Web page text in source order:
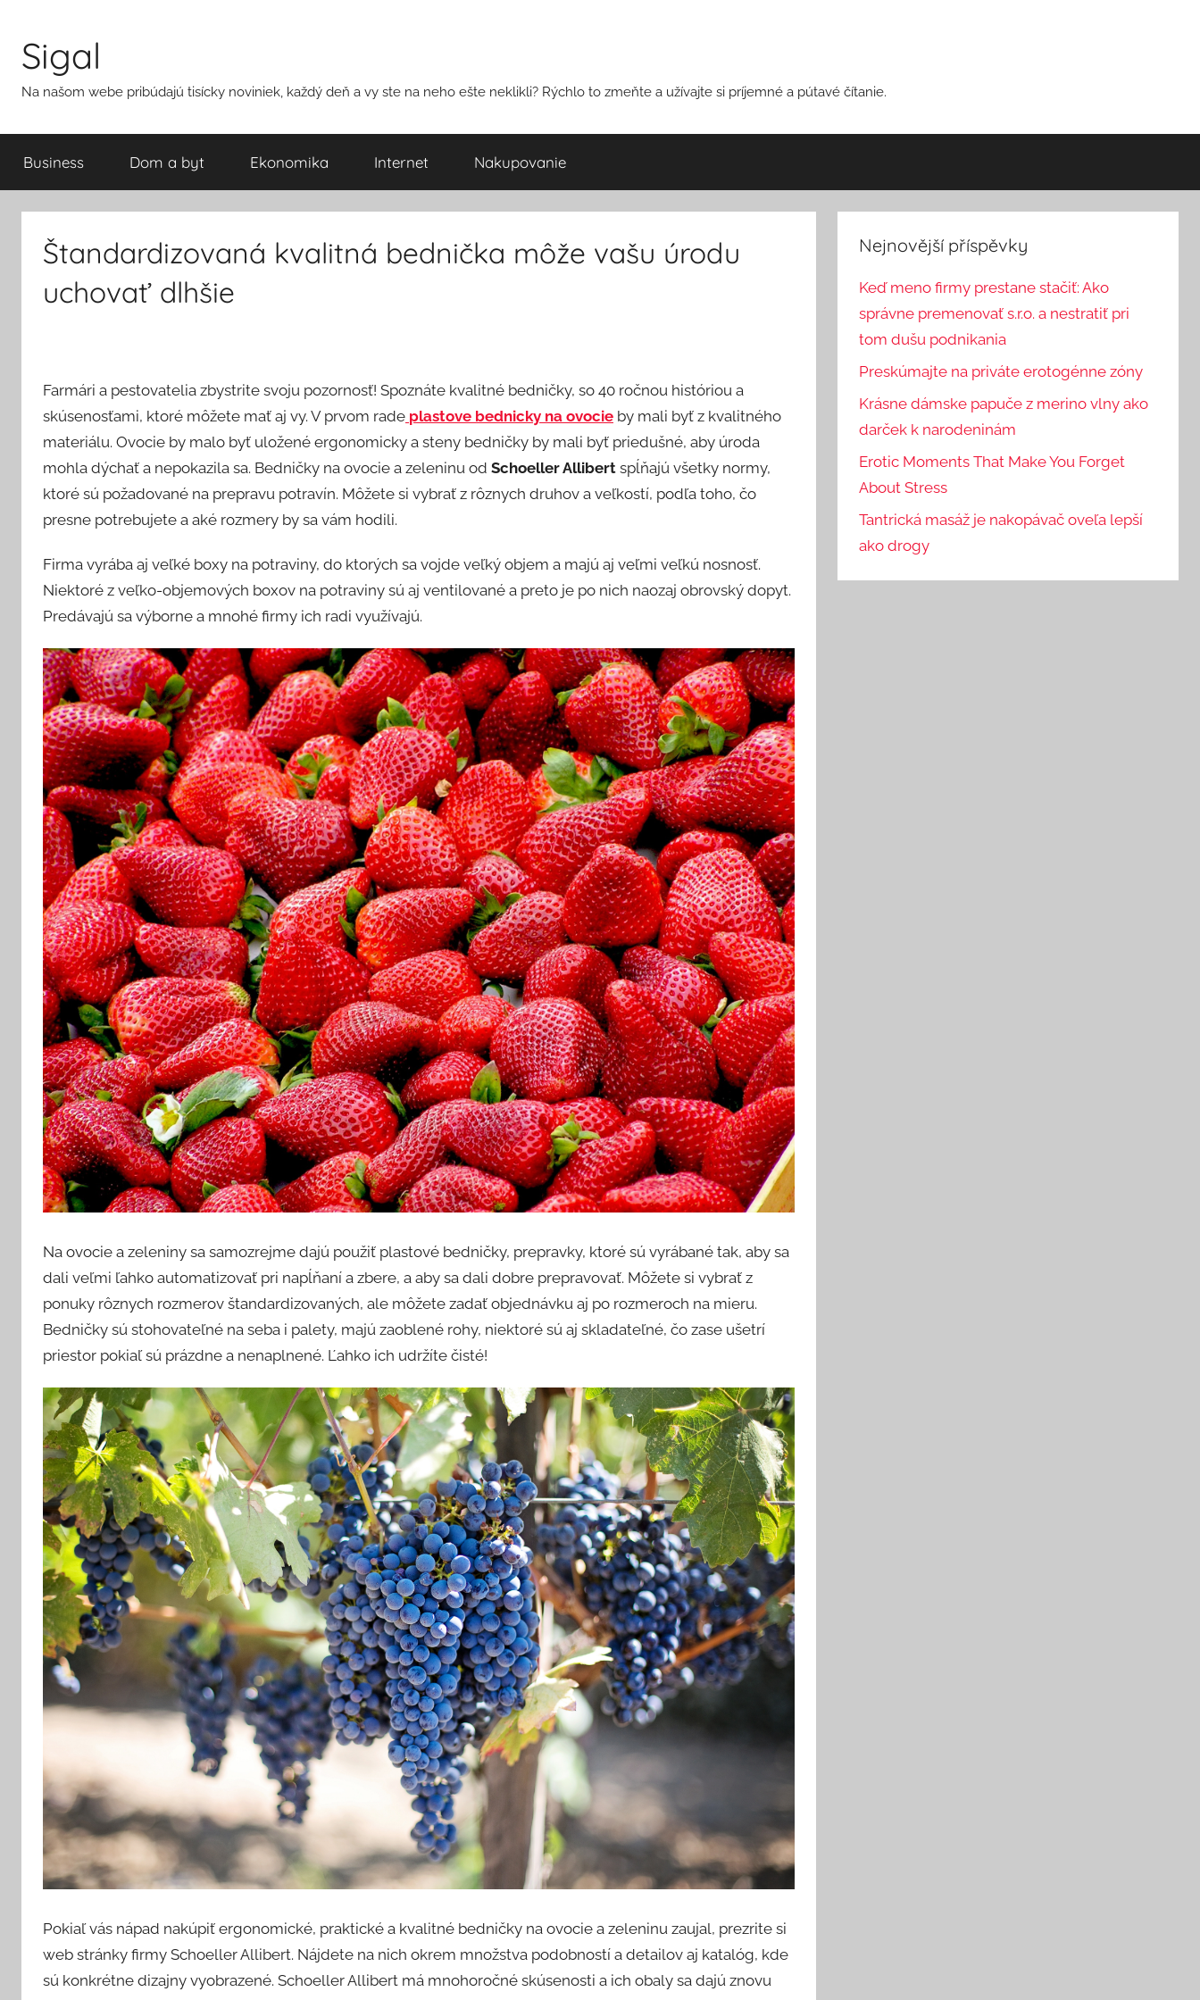
obsahuSigal
Na našom webe pribúdajú tisícky noviniek, každý deň a vy ste na neho ešte neklikli? Rýchlo to zmeňte a užívajte si príjemné a pútavé čítanie.
Business Dom a byt Ekonomika Internet Nakupovanie
Štandardizovaná kvalitná bednička môže vašu úrodu
uchovať dlhšie
Farmári a pestovatelia zbystrite svoju pozornosť! Spoznáte kvalitné bedničky, so 40 ročnou históriou a
skúsenosťami, ktoré môžete mať aj vy. V prvom rade plastove bednicky na ovocie by mali byť z kvalitného
materiálu. Ovocie by malo byť uložené ergonomicky a steny bedničky by mali byť priedušné, aby úroda
mohla dýchať a nepokazila sa. Bedničky na ovocie a zeleninu od Schoeller Allibert spĺňajú všetky normy,
ktoré sú požadované na prepravu potravín. Môžete si vybrať z rôznych druhov a veľkostí, podľa toho, čo
presne potrebujete a aké rozmery by sa vám hodili.
Firma vyrába aj veľké boxy na potraviny, do ktorých sa vojde veľký objem a majú aj veľmi veľkú nosnosť.
Niektoré z veľko-objemových boxov na potraviny sú aj ventilované a preto je po nich naozaj obrovský dopyt.
Predávajú sa výborne a mnohé firmy ich radi využívajú.
Na ovocie a zeleniny sa samozrejme dajú použiť plastové bedničky, prepravky, ktoré sú vyrábané tak, aby sa
dali veľmi ľahko automatizovať pri napĺňaní a zbere, a aby sa dali dobre prepravovať. Môžete si vybrať z
ponuky rôznych rozmerov štandardizovaných, ale môžete zadať objednávku aj po rozmeroch na mieru.
Bedničky sú stohovateľné na seba i palety, majú zaoblené rohy, niektoré sú aj skladateľné, čo zase ušetrí
priestor pokiaľ sú prázdne a nenaplnené. Ľahko ich udržíte čisté!
Pokiaľ vás nápad nakúpiť ergonomické, praktické a kvalitné bedničky na ovocie a zeleninu zaujal, prezrite si
web stránky firmy Schoeller Allibert. Nájdete na nich okrem množstva podobností a detailov aj katalóg, kde
sú konkrétne dizajny vyobrazené. Schoeller Allibert má mnohoročné skúsenosti a ich obaly sa dajú znovu
Nejnovější příspěvky
Keď meno firmy prestane stačiť: Ako
správne premenovať s.r.o. a nestratiť pri
tom dušu podnikania
Preskúmajte na priváte erotogénne zóny
Krásne dámske papuče z merino vlny ako
darček k narodeninám
Erotic Moments That Make You Forget
About Stress
Tantrická masáž je nakopávač oveľa lepší
ako drogy